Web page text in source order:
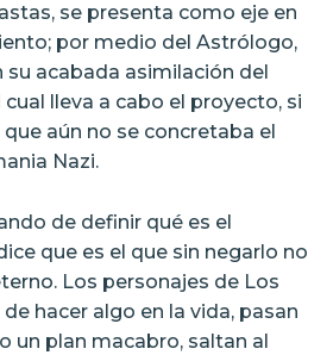
se presenta como eje en
por medio del Astrólogo,
acabada asimilación del
lleva a cabo el proyecto, si
aún no se concretaba el
Nazi.
de definir qué es el
que es el que sin negarlo no
Los personajes de Los
hacer algo en la vida, pasan
un plan macabro, saltan al